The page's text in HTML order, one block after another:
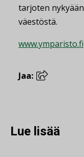
tarjoten
väestöstä.
www.ymparisto.fi
Jaa:
Lue lisää